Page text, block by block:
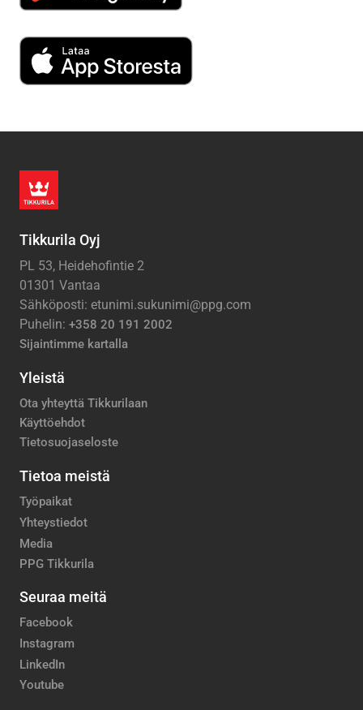
Tikkurila Oyj
PL 53, Heidehofintie 2
01301 Vantaa
Sähköposti: etunimi.sukunimi@ppg.com
Puhelin: +358 20 191 2002
Sijaintimme kartalla
Yleistä
Ota yhteyttä Tikkurilaan
Käyttöehdot
Tietosuojaseloste
Tietoa meistä
Työpaikat
Yhteystiedot
Media
PPG Tikkurila
Seuraa meitä
Facebook
Instagram
LinkedIn
Youtube